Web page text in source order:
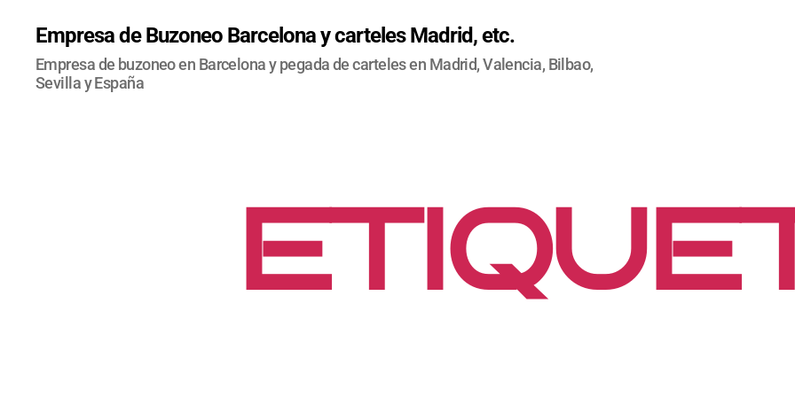
Empresa de Buzoneo Barcelona y carteles Madrid, etc.
Empresa de buzoneo en Barcelona y pegada de carteles en Madrid, Valencia, Bilbao,
Sevilla y España